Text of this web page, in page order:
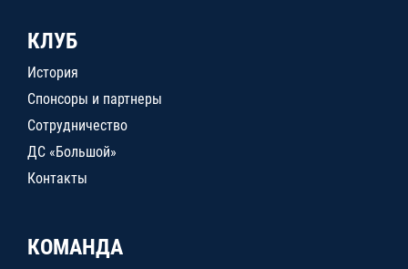
КЛУБ
История
Спонсоры и партнеры
Сотрудничество
ДС «Большой»
Контакты
КОМАНДА